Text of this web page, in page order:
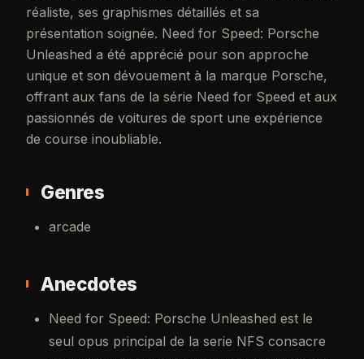
réaliste, ses graphismes détaillés et sa
présentation soignée. Need for Speed: Porsche
Unleashed a été apprécié pour son approche
unique et son dévouement à la marque Porsche,
offrant aux fans de la série Need for Speed et aux
passionnés de voitures de sport une expérience
de course inoubliable.
Genres
arcade
Anecdotes
Need for Speed: Porsche Unleashed est le
seul opus principal de la serie NFS consacre